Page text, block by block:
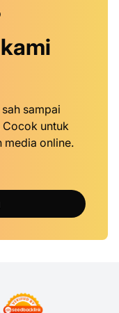
sampai
untuk
media online.